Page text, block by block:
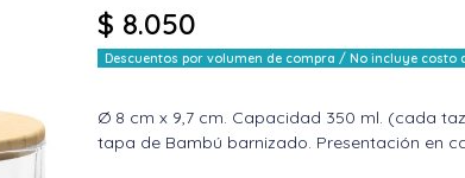
$ 8.050
Descuentos por volumen de compra / No incluye costo
Ø 8 cm x 9,7 cm. Capacidad 350 ml. (cada
tapa de Bambú barnizado. Presentación en